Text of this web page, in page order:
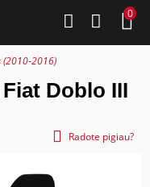
0
(2010-2016)
Doblo III
Radote pigiau?